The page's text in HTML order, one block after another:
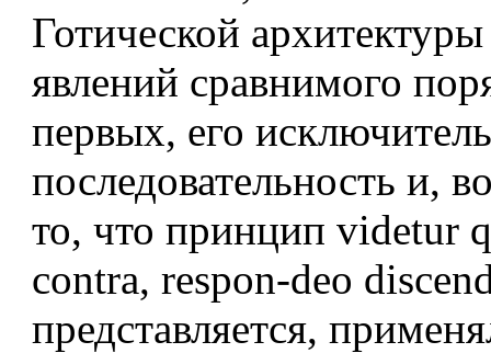
Готической
явлений сравнимого
первых, его
последовательность и,
то, что принцип videtur
contra, respon-deo
представляется,